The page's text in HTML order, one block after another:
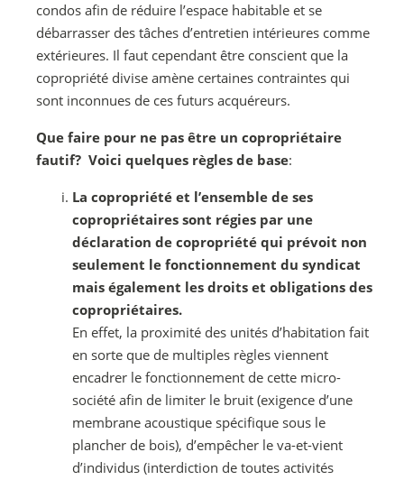
condos afin de réduire l’espace habitable et se
débarrasser des tâches d’entretien intérieures comme
extérieures. Il faut cependant être conscient que la
copropriété divise amène certaines contraintes qui
sont inconnues de ces futurs acquéreurs.
Que faire pour ne pas être un copropriétaire
fautif? Voici quelques règles de base:
La copropriété et l’ensemble de ses
copropriétaires sont régies par une
déclaration de copropriété qui prévoit non
seulement le fonctionnement du syndicat
mais également les droits et obligations des
copropriétaires.
En effet, la proximité des unités d’habitation fait
en sorte que de multiples règles viennent
encadrer le fonctionnement de cette micro-
société afin de limiter le bruit (exigence d’une
membrane acoustique spécifique sous le
plancher de bois), d’empêcher le va-et-vient
d’individus (interdiction de toutes activités